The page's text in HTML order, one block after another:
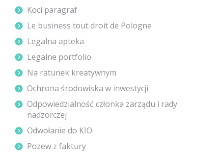
Koci paragraf
Le business tout droit de Pologne
Legalna apteka
Legalne portfolio
Na ratunek kreatywnym
Ochrona środowiska w inwestycji
Odpowiedzialność członka zarządu i rady
nadzorczej
Odwołanie do KIO
Pozew z faktury